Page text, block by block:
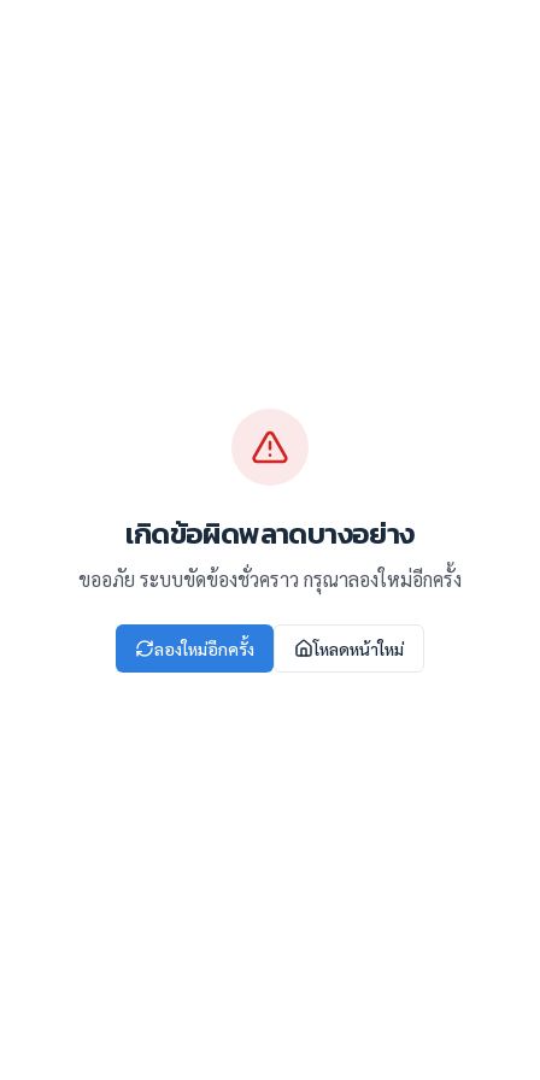
เกิดข้อผิดพลาดบางอย่าง
ขออภัย ระบบขัดข้องชั่วคราว กรุณาลองใหม่อีกครั้ง
ลองใหม่อีกครั้ง โหลดหน้าใหม่